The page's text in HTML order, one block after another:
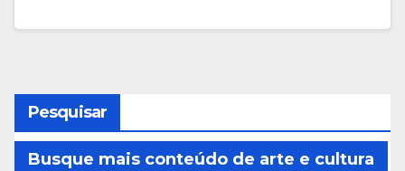
Pesquisar
Busque mais conteúdo de arte e cultura